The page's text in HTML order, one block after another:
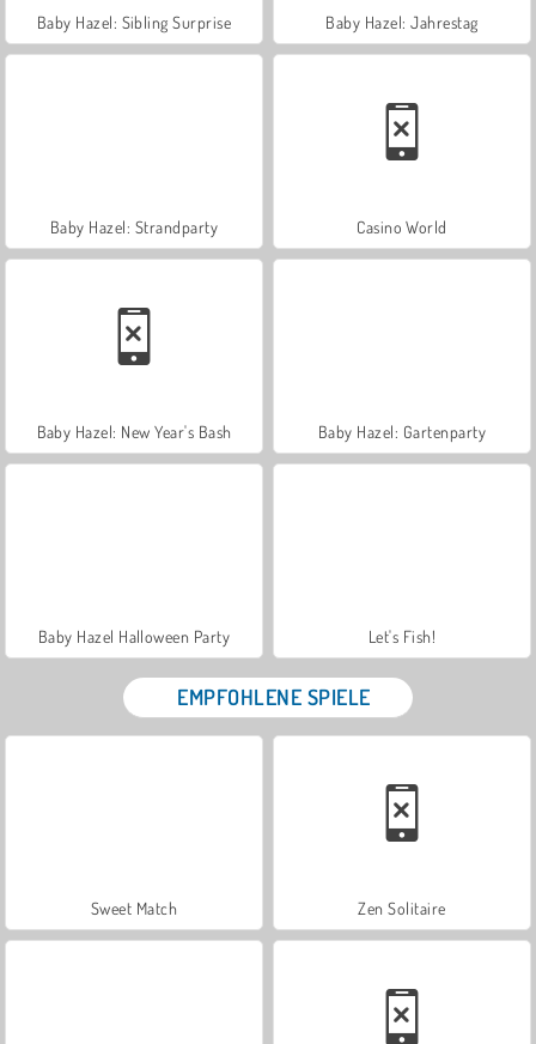
Baby Hazel: Sibling Surprise Baby Hazel: Jahrestag
Baby Hazel: Strandparty Casino World
Baby Hazel: New Year's Bash Baby Hazel: Gartenparty
Baby Hazel Halloween Party Let's Fish!
EMPFOHLENE SPIELE
Sweet Match Zen Solitaire